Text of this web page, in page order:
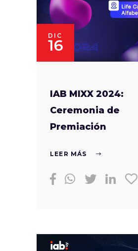
DIC
16
IAB MIXX 2024:
Ceremonia de
Premiación
LEER MÁS